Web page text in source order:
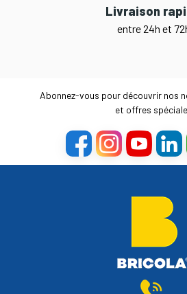
Livraison
entre 24h et
Abonnez-vous pour découvrir nos
et offres